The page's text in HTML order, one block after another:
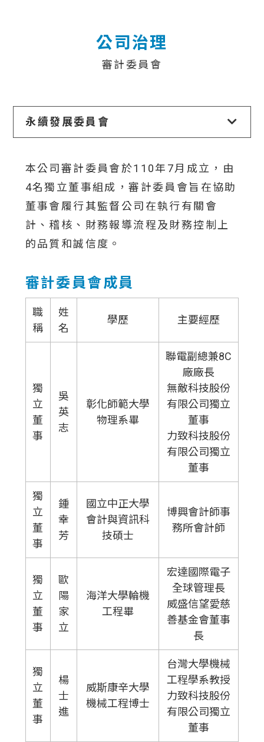
公司治理
審計委員會
永續發展委員會
本公司審計委員會於110年7月成立，由
4名獨立董事組成，審計委員會旨在協助
董事會履行其監督公司在執行有關會
計、稽核、財務報導流程及財務控制上
的品質和誠信度。
審計委員會成員
職
稱
姓
名
學歷 主要經歷
獨
立
董
事
吳
英
志
彰化師範大學
物理系畢
聯電副總兼8C
廠廠長
無敵科技股份
有限公司獨立
董事
力致科技股份
有限公司獨立
董事
獨
立
董
事
鍾
幸
芳
國立中正大學
會計與資訊科
技碩士
博興會計師事
務所會計師
獨
立
董
事
歐
陽
家
立
海洋大學輪機
工程畢
宏達國際電子
全球管理長
威盛信望愛慈
善基金會董事
長
獨
立
董
事
楊
士
進
威斯康辛大學
機械工程博士
台灣大學機械
工程學系教授
力致科技股份
有限公司獨立
董事